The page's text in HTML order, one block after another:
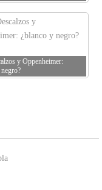
y Oppenheimer: